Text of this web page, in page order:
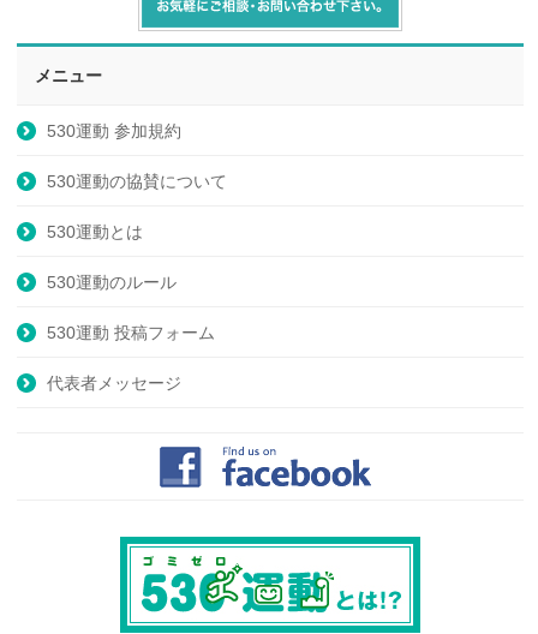
メニュー
530運動 参加規約
530運動の協賛について
530運動とは
530運動のルール
530運動 投稿フォーム
代表者メッセージ